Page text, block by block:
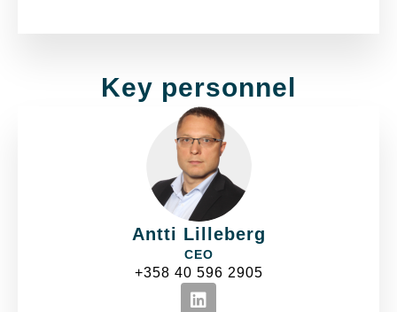
Key personnel
Antti Lilleberg
CEO
+358 40 596 2905